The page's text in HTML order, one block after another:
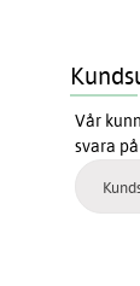
Vår
svara